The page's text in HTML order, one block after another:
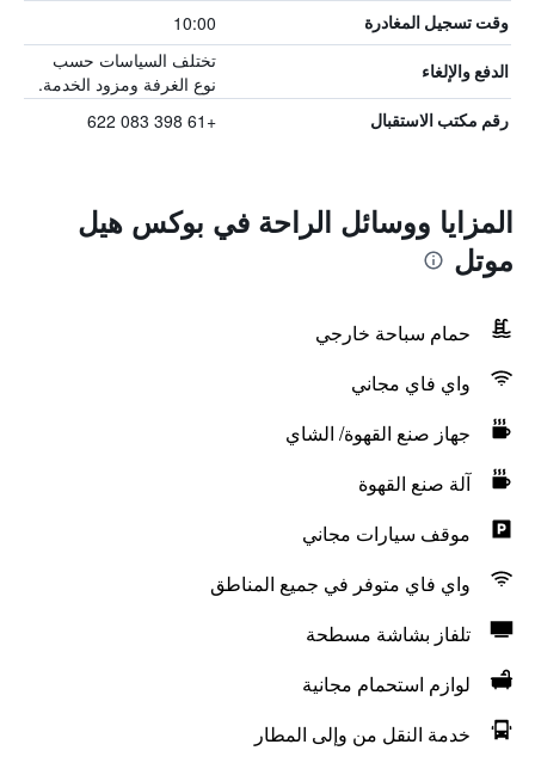
وقت تسجيل المغادرة 10:00
الدفع والإلغاء
تختلف السياسات حسب
نوع الغرفة ومزود الخدمة.
رقم مكتب الاستقبال +61 398 083 622
المزايا ووسائل الراحة في بوكس هيل
موتل
حمام سباحة خارجي
واي فاي مجاني
جهاز صنع القهوة/ الشاي
آلة صنع القهوة
موقف سيارات مجاني
واي فاي متوفر في جميع المناطق
تلفاز بشاشة مسطحة
لوازم استحمام مجانية
خدمة النقل من وإلى المطار